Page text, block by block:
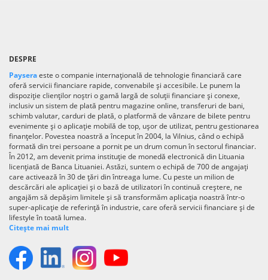
DESPRE
Payseraeste o companie internațională de tehnologie financiară care
oferă servicii financiare rapide, convenabile și accesibile. Le punem la
dispoziție clienților noștri o gamă largă de soluții financiare și conexe,
inclusiv un sistem de plată pentru magazine online, transferuri de bani,
schimb valutar, carduri de plată, o platformă de vânzare de bilete pentru
evenimente și o aplicație mobilă de top, ușor de utilizat, pentru gestionarea
finanțelor. Povestea noastră a început în 2004, la Vilnius, când o echipă
formată din trei persoane a pornit pe un drum comun în sectorul financiar.
În 2012, am devenit prima instituție de monedă electronică din Lituania
licențiată de Banca Lituaniei. Astăzi, suntem o echipă de 700 de angajați
care activează în 30 de țări din întreaga lume. Cu peste un milion de
descărcări ale aplicației și o bază de utilizatori în continuă creștere, ne
angajăm să depășim limitele și să transformăm aplicația noastră într-o
super-aplicație de referință în industrie, care oferă servicii financiare și de
lifestyle în toată lumea.
Citește mai mult